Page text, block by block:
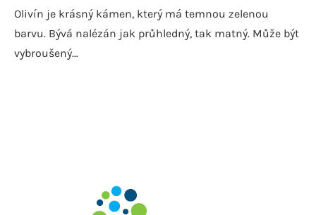
Olivín je krásný kámen, který má temnou zelenou
barvu. Bývá nalézán jak průhledný, tak matný. Může být
vybroušený…